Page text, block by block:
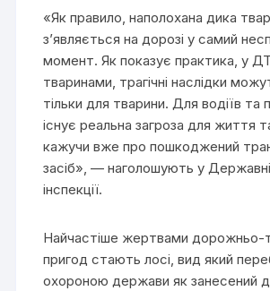
«Як правило, наполохана дика
з’являється на дорозі у самий
момент. Як показує практика, у
тваринами, трагічні наслідки
тільки для тварини. Для водіїв та
існує реальна загроза для життя
кажучи вже про пошкоджений
засіб», — наголошують у
інспекції.
Найчастіше жертвами дорожньо-
пригод стають лосі, вид який
охороною держави як занесений